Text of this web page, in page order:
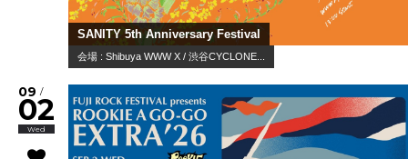
SANITY 5th Anniversary Festival
会場 : Shibuya WWW X / 渋谷CYCLONE...
09 /
02
Wed